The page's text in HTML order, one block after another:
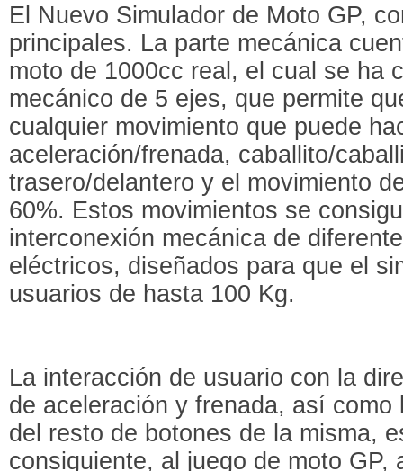
El Nuevo Simulador de Moto GP,
principales. La parte mecánica
moto de 1000cc real, el cual se ha
mecánico de 5 ejes, que permite
cualquier movimiento que puede
aceleración/frenada, caballito/
trasero/delantero y el movimiento
60%. Estos movimientos se
interconexión mecánica de
eléctricos, diseñados para que el
usuarios de hasta 100 Kg.
La interacción de usuario con la
de aceleración y frenada, así
del resto de botones de la misma,
consiguiente, al juego de moto GP,